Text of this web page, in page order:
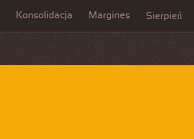
Konsolidacja Margines Sierpień